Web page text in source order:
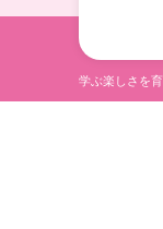
学ぶ楽しさを